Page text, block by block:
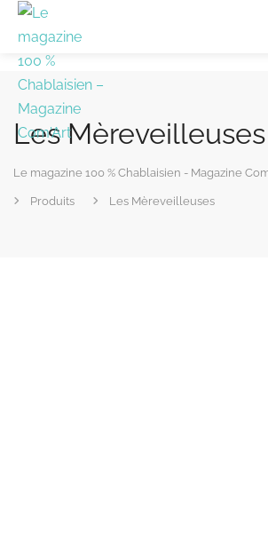
All Categories
Les Mèreveilleuses
Le magazine 100 % Chablaisien - Magazine
Produits Les Mèreveilleuses